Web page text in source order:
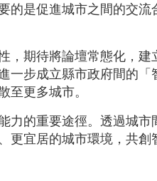
的是促進城市之間的交流
，期待將論壇常態化，建
步成立縣市政府間的「
至更多城市。
的重要途徑。透過城市
宜居的城市環境，共創